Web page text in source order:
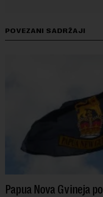
POVEZANI SADRŽAJI
Papua Nova Gvineja